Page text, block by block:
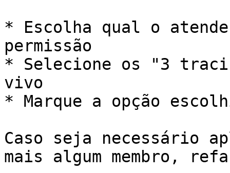
* Escolha qual o
permissão
* Selecione os "3
vivo
* Marque a opção
Caso seja necessário
mais algum membro,